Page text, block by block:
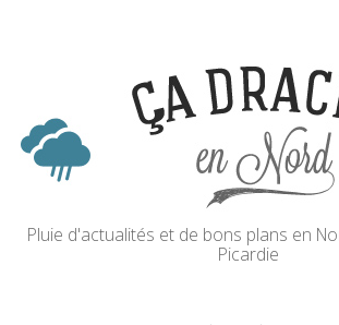
Pluie d'actualités et de bons plans en
Picardie